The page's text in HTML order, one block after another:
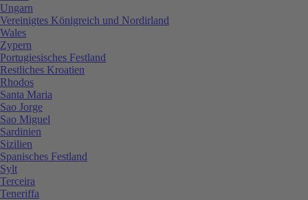
Ungarn
Vereinigtes Königreich und Nordirland
Wales
Zypern
Portugiesisches Festland
Restliches Kroatien
Rhodos
Santa Maria
Sao Jorge
Sao Miguel
Sardinien
Sizilien
Spanisches Festland
Sylt
Terceira
Teneriffa